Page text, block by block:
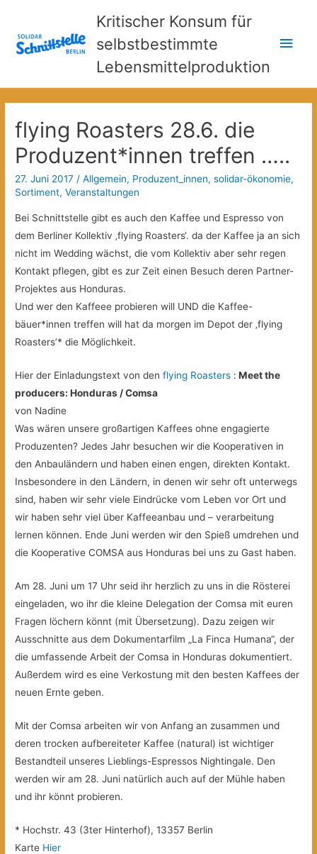
Kritischer Konsum für
selbstbestimmte
Lebensmittelproduktion
flying Roasters 28.6. die
Produzent*innen treffen …..
27. Juni 2017 /Allgemein, Produzent_innen,solidar-ökonomie,
Sortiment,Veranstaltungen
Bei Schnittstelle gibt es auch den Kaffee und Espresso von
dem Berliner Kollektiv ‚flying Roasters‘. da der Kaffee ja an sich
nicht im Wedding wächst, die vom Kollektiv aber sehr regen
Kontakt pflegen, gibt es zur Zeit einen Besuch deren Partner-
Projektes aus Honduras.
Und wer den Kaffeee probieren will UND die Kaffee-
bäuer*innen treffen will hat da morgen im Depot der ‚flying
Roasters’* die Möglichkeit.
Hier der Einladungstext von denflying Roasters : Meet the
producers: Honduras / Comsa
von Nadine
Was wären unsere großartigen Kaffees ohne engagierte
Produzenten? Jedes Jahr besuchen wir die Kooperativen in
den Anbauländern und haben einen engen, direkten Kontakt.
Insbesondere in den Ländern, in denen wir sehr oft unterwegs
sind, haben wir sehr viele Eindrücke vom Leben vor Ort und
wir haben sehr viel über Kaffeeanbau und – verarbeitung
lernen können. Ende Juni werden wir den Spieß umdrehen und
die Kooperative COMSA aus Honduras bei uns zu Gast haben.
Am 28. Juni um 17 Uhr seid ihr herzlich zu uns in die Rösterei
eingeladen, wo ihr die kleine Delegation der Comsa mit euren
Fragen löchern könnt (mit Übersetzung). Dazu zeigen wir
Ausschnitte aus dem Dokumentarfilm „La Finca Humana“, der
die umfassende Arbeit der Comsa in Honduras dokumentiert.
Außerdem wird es eine Verkostung mit den besten Kaffees der
neuen Ernte geben.
Mit der Comsa arbeiten wir von Anfang an zusammen und
deren trocken aufbereiteter Kaffee (natural) ist wichtiger
Bestandteil unseres Lieblings-Espressos Nightingale. Den
werden wir am 28. Juni natürlich auch auf der Mühle haben
und ihr könnt probieren.
* Hochstr. 43 (3ter Hinterhof), 13357 Berlin
Karte Hier